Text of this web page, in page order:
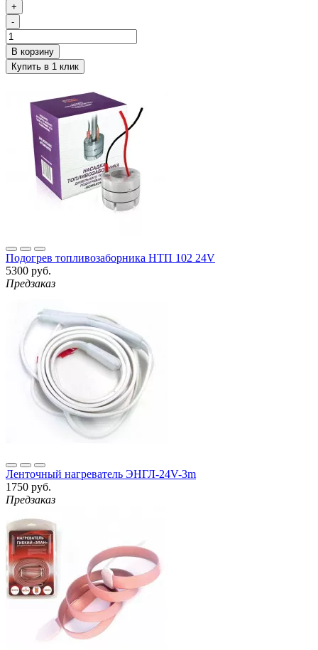
+
-
Подогрев топливозаборника НТП 102 24V
5300 руб.
Предзаказ
Ленточный нагреватель ЭНГЛ-24V-3m
1750 руб.
Предзаказ